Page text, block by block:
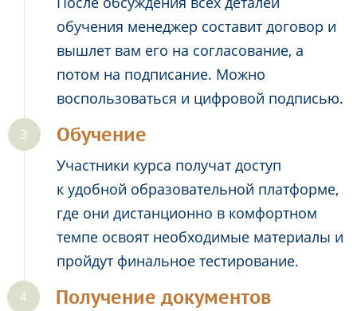
обучения менеджер составит договор и
вышлет вам его на согласование, а
потом на подписание. Можно
воспользоваться и цифровой подписью.
Обучение
Участники курса получат доступ
к удобной образовательной платформе,
где они дистанционно в комфортном
темпе освоят необходимые материалы и
пройдут финальное тестирование.
Получение документов